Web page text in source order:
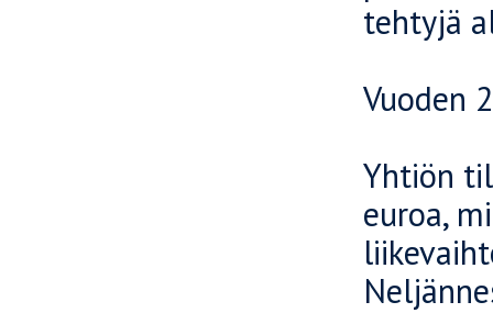
tehtyjä
Vuoden
Yhtiön
euroa,